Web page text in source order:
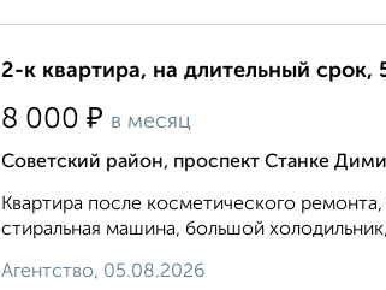
2-к квартира, на длительный срок,
8 000 ₽ в месяц
Советский район, проспект Станке
Квартира после косметического
стиральная машина, большой
Агентство, 05.08.2026